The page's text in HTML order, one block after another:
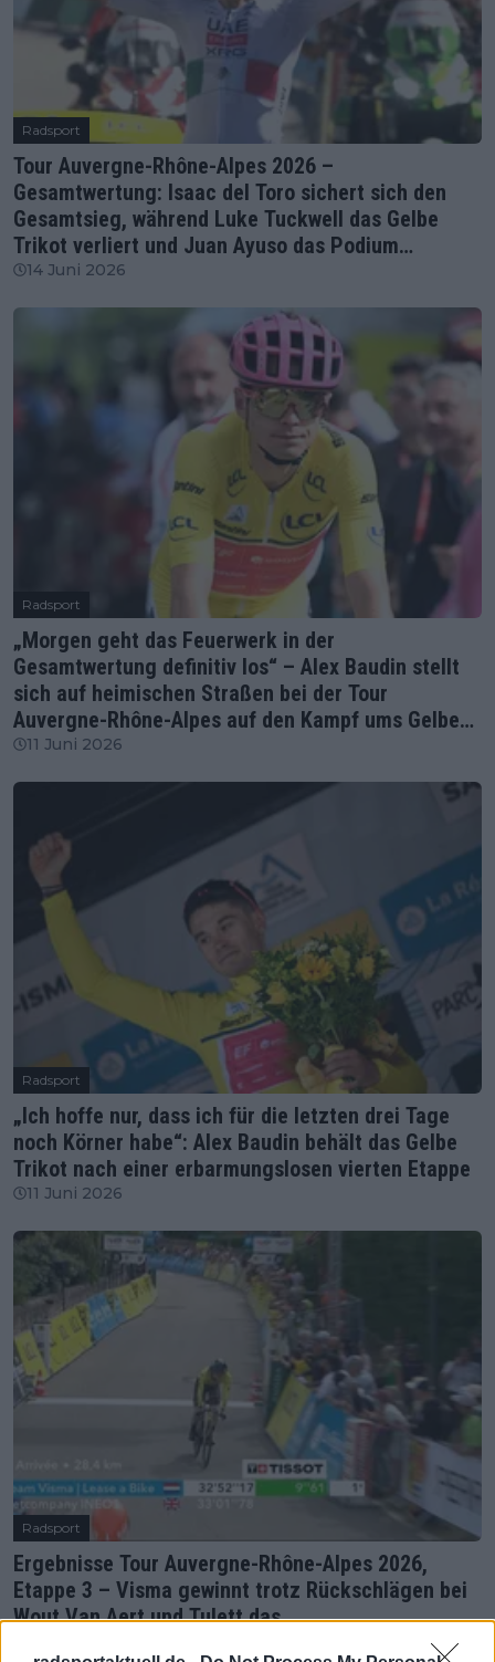
Radsport
Tour Auvergne-Rhône-Alpes 2026 –
Gesamtwertung: Isaac del Toro sichert sich den
Gesamtsieg, während Luke Tuckwell das Gelbe
Trikot verliert und Juan Ayuso das Podium
komplettiert.
14 Juni 2026
Radsport
„Morgen geht das Feuerwerk in der
Gesamtwertung definitiv los“ – Alex Baudin stellt
sich auf heimischen Straßen bei der Tour
Auvergne-Rhône-Alpes auf den Kampf ums Gelbe
Trikot ein
11 Juni 2026
Radsport
„Ich hoffe nur, dass ich für die letzten drei Tage
noch Körner habe“: Alex Baudin behält das Gelbe
Trikot nach einer erbarmungslosen vierten Etappe
11 Juni 2026
Radsport
Ergebnisse Tour Auvergne-Rhône-Alpes 2026,
Etappe 3 – Visma gewinnt trotz Rückschlägen bei
Wout Van Aert und Tulett das